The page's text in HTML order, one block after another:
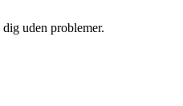
uden problemer.